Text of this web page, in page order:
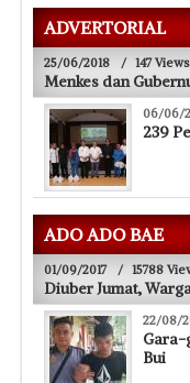
ADVERTORIAL
25/06/2018 / 147 Views
Menkes dan
06/06/
239
ADO ADO BAE
01/09/2017 / 15788
Diuber Jumat,
22/08/
Gara-
Bui